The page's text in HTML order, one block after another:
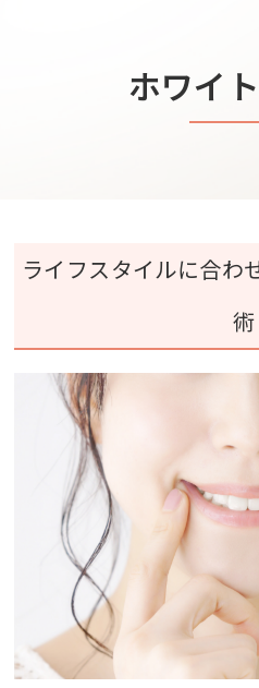
ホワイ
ライフスタイルに合わ
術